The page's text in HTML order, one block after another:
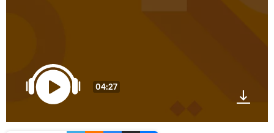
04:27